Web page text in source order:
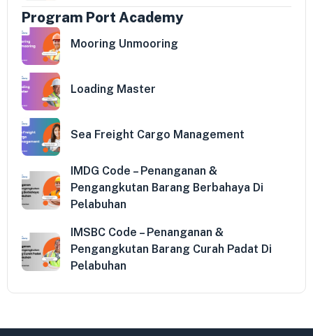
Program Port Academy
Mooring Unmooring
Loading Master
Sea Freight Cargo Management
IMDG Code – Penanganan &
Pengangkutan Barang Berbahaya Di
Pelabuhan
IMSBC Code – Penanganan &
Pengangkutan Barang Curah Padat Di
Pelabuhan